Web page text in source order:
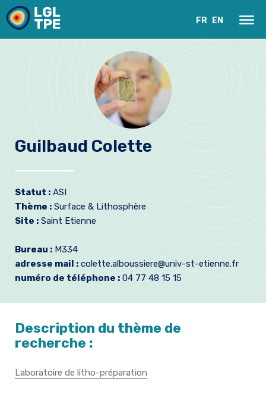
Recherche
Formation et emplois
FR EN
Guilbaud Colette
Statut : ASI
Thème : Surface & Lithosphère
Site : Saint Etienne
Bureau : M334
adresse mail : colette.alboussiere@univ-st-etienne.fr
numéro de téléphone : 04 77 48 15 15
Description du thème de
recherche :
Laboratoire de litho-préparation